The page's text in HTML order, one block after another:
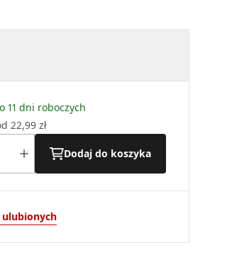
11 dni roboczych
22,99 zł
Dodaj do koszyka